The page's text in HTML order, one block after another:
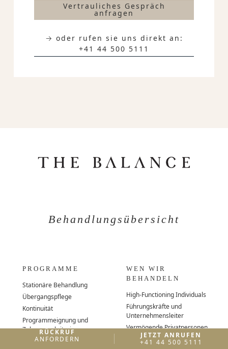
Vertrauliches Gespräch
anfragen
→ oder rufen sie uns direkt an:
+41 44 500 5111
Behandlungsübersicht
PROGRAMME
Stationäre Behandlung
Übergangspflege
Kontinuität
Programmeignung und
Zulassungskriterien
Behandlungskosten
WEN WIR
BEHANDELN
High-Functioning Individuals
Führungskräfte und
Unternehmensleiter
Vermögende Privatpersonen
Persönlichkeiten des
RÜCKRUF
ANFORDERN
JETZT ANRUFEN
+41 44 500 5111